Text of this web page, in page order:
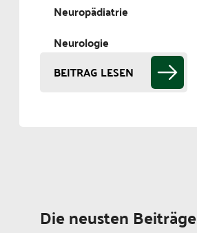
Neuropädiatrie
Neurologie
BEITRAG LESEN
Die neusten Beiträge